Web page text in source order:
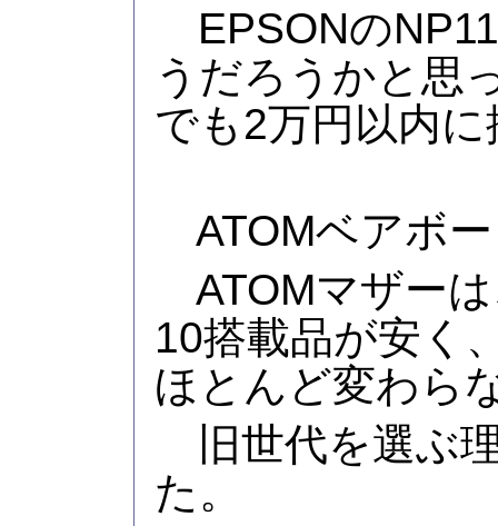
EPSONの
うだろうかと思
でも2万円以内
ATOMベアボ
ATOMマザー
10搭載品が安く
ほとんど変わら
旧世代を選ぶ
た。